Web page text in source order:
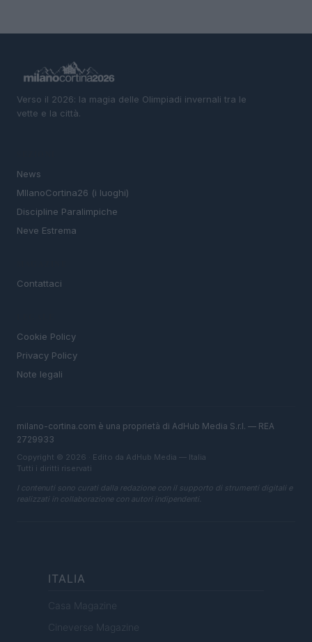
Verso il 2026: la magia delle Olimpiadi invernali tra le
vette e la città.
News
MIlanoCortina26 (i luoghi)
Discipline Paralimpiche
Neve Estrema
Contattaci
Cookie Policy
Privacy Policy
Note legali
milano-cortina.com è una proprietà di AdHub Media S.r.l. — REA
2729933
Copyright © 2026 · Edito da AdHub Media — Italia
Tutti i diritti riservati
I contenuti sono curati dalla redazione con il supporto di strumenti digitali e
realizzati in collaborazione con autori indipendenti.
ITALIA
Casa Magazine
Cineverse Magazine